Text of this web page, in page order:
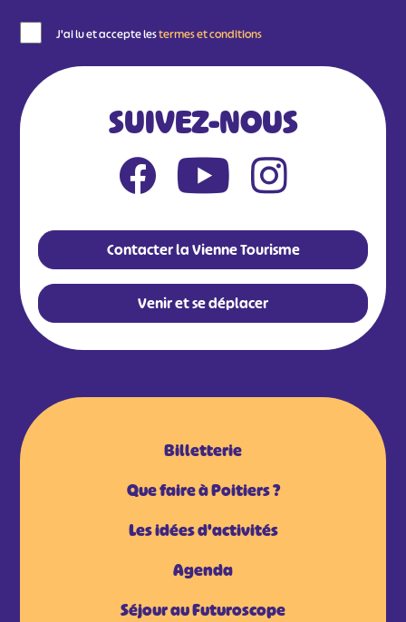
J'ai lu et accepte lestermes et conditions
SUIVEZ-NOUS
Contacter la Vienne Tourisme
Venir et se déplacer
Billetterie
Que faire à Poitiers ?
Les idées d'activités
Agenda
Séjour au Futuroscope
#
#
#